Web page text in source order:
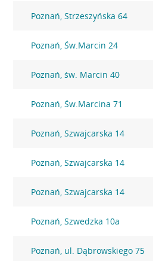
Poznań, Strzeszyńska 64
Poznań, Św.Marcin 24
Poznań, św. Marcin 40
Poznań, Św.Marcina 71
Poznań, Szwajcarska 14
Poznań, Szwajcarska 14
Poznań, Szwajcarska 14
Poznań, Szwedzka 10a
Poznań, ul. Dąbrowskiego 75